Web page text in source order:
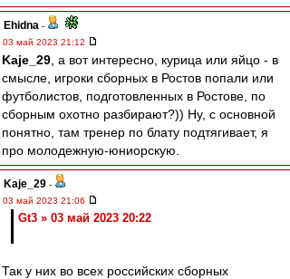
Ehidna -
03 май 2023 21:12
Kaje_29 , а вот интересно, курица или яйцо - в
смысле, игроки сборных в Ростов попали или
футболистов, подготовленных в Ростове, по
сборным охотно разбирают?)) Ну, с основной
понятно, там тренер по блату подтягивает, я
про молодежную-юниорскую.
Kaje_29 -
03 май 2023 21:06
Gt3 » 03 май 2023 20:22
Так у них во всех российских сборных